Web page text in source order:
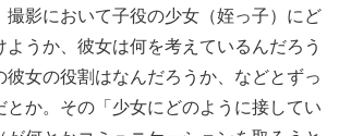
撮影において子役の少女（姪っ子）にど
ようか、彼女は何を考えているんだろう
彼女の役割はなんだろうか、などとずっ
とか。その「少女にどのように接してい